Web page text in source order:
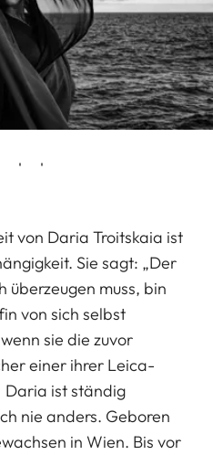
von Daria Troitskaia ist
Sie sagt: „Der
überzeugen muss, bin
von sich selbst
sie die zuvor
einer ihrer Leica-
ist ständig
nie anders. Geboren
in Wien. Bis vor